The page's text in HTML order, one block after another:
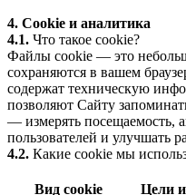
4. Cookie и аналитика
4.1. Что такое cookie?
Файлы cookie — это
сохраняются в вашем
содержат техническую
позволяют Сайту
— измерять посещаемость,
пользователей и улучшать
4.2. Какие cookie мы
Вид cookie Цели